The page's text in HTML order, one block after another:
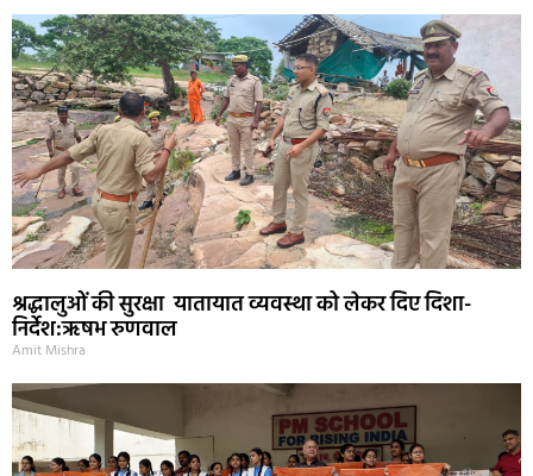
श्रद्धालुओं की सुरक्षा यातायात व्यवस्था को लेकर दिए दिशा-
निर्देश:ऋषभ रुणवाल
Amit Mishra